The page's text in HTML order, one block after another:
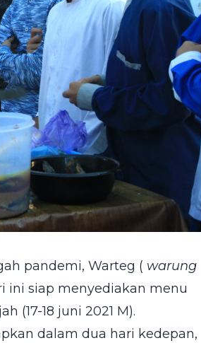
pandemi, Warteg ( warung
ini siap menyediakan menu
(17-18 juni 2021 M).
dalam dua hari kedepan,